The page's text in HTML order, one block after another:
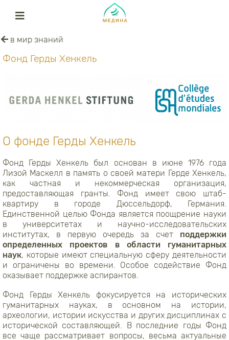
в мир знаний
Фонд Герды Хенкель
О фонде Герды Хенкель
Фонд Герды Хенкель был основан в июне 1976 года
Лизой Маскелл в память о своей матери Герде Хенкель,
как частная и некоммерческая организация,
предоставляющая гранты. Фонд имеет свою штаб-
квартиру в городе Дюссельдорф, Германия.
Единственной целью Фонда является поощрение науки
в университетах и ​​научно-исследовательских
институтах, в первую очередь за счет поддержки
определенных проектов в области гуманитарных
наук, которые имеют специальную сферу деятельности
и ограничены во времени. Особое содействие Фонд
оказывает поддержке аспирантов.
Фонд Герды Хенкель фокусируется на исторических
гуманитарных науках, в основном на истории,
археологии, истории искусства и других дисциплинах с
исторической составляющей. В последние годы Фонд
все чаще рассматривает вопросы, весьма актуальные